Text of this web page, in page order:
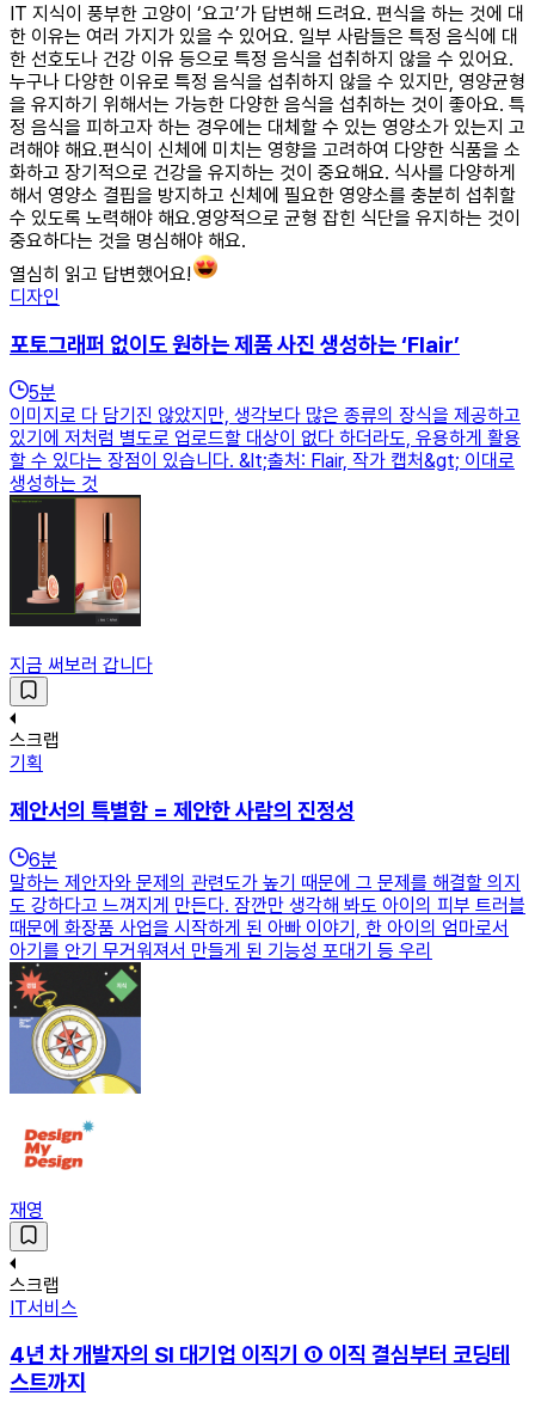
IT 지식이 풍부한 고양이 ‘요고’가 답변해 드려요. 편식을 하는 것에 대
한 이유는 여러 가지가 있을 수 있어요. 일부 사람들은 특정 음식에 대
한 선호도나 건강 이유 등으로 특정 음식을 섭취하지 않을 수 있어요.
누구나 다양한 이유로 특정 음식을 섭취하지 않을 수 있지만, 영양균형
을 유지하기 위해서는 가능한 다양한 음식을 섭취하는 것이 좋아요. 특
정 음식을 피하고자 하는 경우에는 대체할 수 있는 영양소가 있는지 고
려해야 해요.편식이 신체에 미치는 영향을 고려하여 다양한 식품을 소
화하고 장기적으로 건강을 유지하는 것이 중요해요. 식사를 다양하게
해서 영양소 결핍을 방지하고 신체에 필요한 영양소를 충분히 섭취할
수 있도록 노력해야 해요.영양적으로 균형 잡힌 식단을 유지하는 것이
중요하다는 것을 명심해야 해요.
열심히 읽고 답변했어요!
디자인
포토그래퍼 없이도 원하는 제품 사진 생성하는 ‘Flair’
5분
이미지로 다 담기진 않았지만, 생각보다 많은 종류의 장식을 제공하고
있기에 저처럼 별도로 업로드할 대상이 없다 하더라도, 유용하게 활용
할 수 있다는 장점이 있습니다. &lt;출처: Flair, 작가 캡처&gt; 이대로
생성하는 것
지금 써보러 갑니다
스크랩
기획
제안서의 특별함 = 제안한 사람의 진정성
6분
말하는 제안자와 문제의 관련도가 높기 때문에 그 문제를 해결할 의지
도 강하다고 느껴지게 만든다. 잠깐만 생각해 봐도 아이의 피부 트러블
때문에 화장품 사업을 시작하게 된 아빠 이야기, 한 아이의 엄마로서
아기를 안기 무거워져서 만들게 된 기능성 포대기 등 우리
재영
스크랩
IT서비스
4년 차 개발자의 SI 대기업 이직기 ① 이직 결심부터 코딩테
스트까지